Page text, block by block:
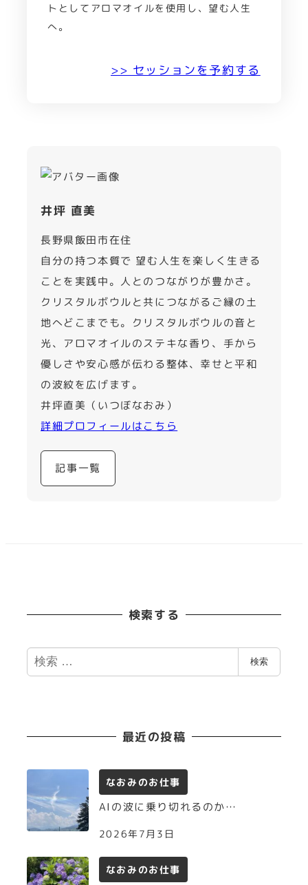
トとしてアロマオイルを使用し、望む人生
へ。
>> セッションを予約する
井坪 直美
長野県飯田市在住
自分の持つ本質で 望む人生を楽しく生きる
ことを実践中。人とのつながりが豊かさ。
クリスタルボウルと共につながるご縁の土
地へどこまでも。クリスタルボウルの音と
光、アロマオイルのステキな香り、手から
優しさや安心感が伝わる整体、幸せと平和
の波紋を広げます。
井坪直美（いつぼなおみ）
詳細プロフィールはこちら
記事一覧
検索する
検
索
検索
最近の投稿
なおみのお仕事
AIの波に乗り切れるのか…
2026年7月3日
なおみのお仕事